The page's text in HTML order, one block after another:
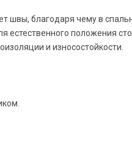
швы, благодаря чему в
естественного положения
и износостойкости.